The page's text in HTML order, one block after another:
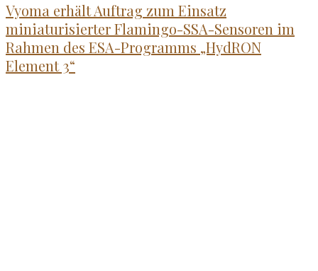
Vyoma erhält Auftrag zum Einsatz
miniaturisierter Flamingo-SSA-Sensoren im
Rahmen des ESA-Programms „HydRON
Element 3“